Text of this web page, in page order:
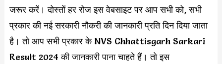
जरूर करें। दोस्तों हर रोज इस वेबसाइट पर आप सभी को, सभी
प्रकार की नई सरकारी नौकरी की जानकारी प्रति दिन दिया जाता
है। तो आप सभी प्रकार के NVS Chhattisgarh Sarkari
Result 2024 की जानकारी पाना चाहते हैं। तो इस